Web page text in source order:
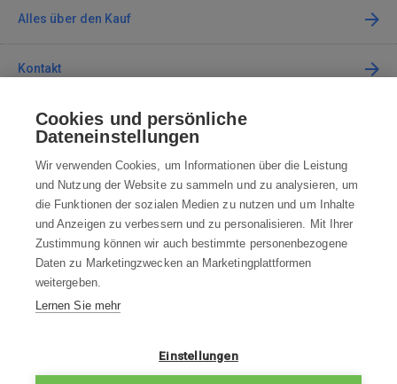
Alles über den Kauf
Kontakt
Kontaktieren Sie uns
info@robotworld.de
+49 25 197 159 962 Mo-Fr 8:00—16:00 Uhr
ALLE KONTAKTE
WIDERRUFSBELEHRUNG
DATENSCHUTZERKLÄRUNG
Cookies und persönliche
Dateneinstellungen
Wir verwenden Cookies, um Informationen über die Leistung
und Nutzung der Website zu sammeln und zu analysieren, um
die Funktionen der sozialen Medien zu nutzen und um Inhalte
und Anzeigen zu verbessern und zu personalisieren. Mit Ihrer
Zustimmung können wir auch bestimmte personenbezogene
Daten zu Marketingzwecken an Marketingplattformen
weitergeben.
Lernen Sie mehr
Einstellungen